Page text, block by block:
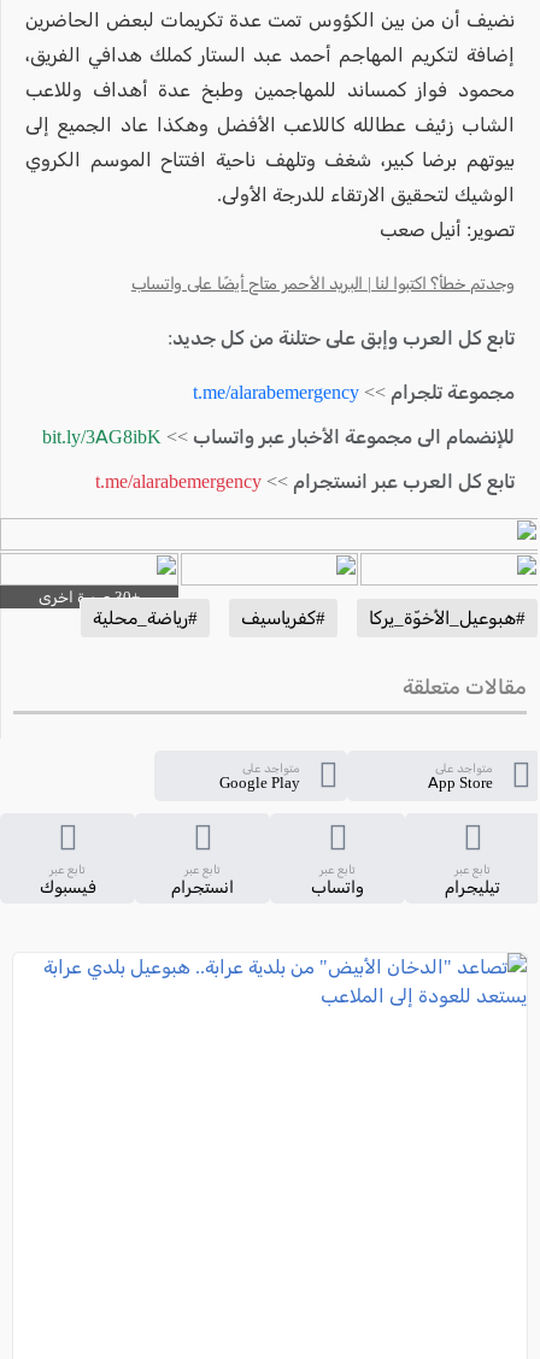
نضيف أن من بين الكؤوس تمت عدة تكريمات لبعض الحاضرين
إضافة لتكريم المهاجم أحمد عبد الستار كملك هدافي الفريق،
محمود فواز كمساند للمهاجمين وطبخ عدة أهداف وللاعب
الشاب زئيف عطالله كاللاعب الأفضل وهكذا عاد الجميع إلى
بيوتهم برضا كبير، شغف وتلهف ناحية افتتاح الموسم الكروي
الوشيك لتحقيق الارتقاء للدرجة الأولى.
تصوير: أنيل صعب
وجدتم خطأ؟ اكتبوا لنا | البريد الأحمر متاح أيضًا على واتساب
تابع كل العرب وإبق على حتلنة من كل جديد:
مجموعة تلجرام >> t.me/alarabemergency
للإنضمام الى مجموعة الأخبار عبر واتساب >> bit.ly/3AG8ibK
تابع كل العرب عبر انستجرام >> t.me/alarabemergency
#هبوعيل_الأخوّة_يركا #كفرياسيف #رياضة_محلية
مقالات متعلقة
متواجد على
App Store
متواجد على
Google Play
تابع عبر
تيليجرام
تابع عبر
واتساب
تابع عبر
انستجرام
تابع عبر
فيسبوك